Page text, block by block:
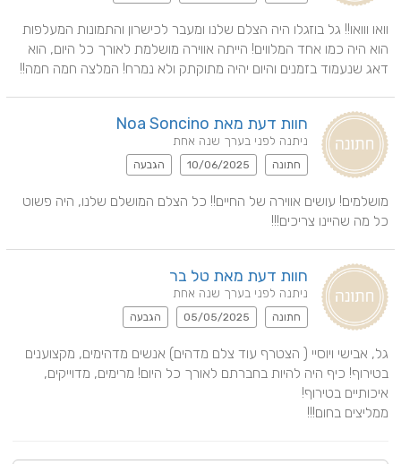
דאג שנעמוד בזמנים והיום יהיה מתוקתק ולא נמרח! המלצה חמה חמה!!
חוות דעת מאת Noa Soncino
ניתנה לפני בערך שנה אחת
חתונה 10/06/2025 הגבעה
כל מה שהיינו צריכים!!!
חוות דעת מאת טל בר
ניתנה לפני בערך שנה אחת
חתונה 05/05/2025 הגבעה
ממליצים בחום!!!